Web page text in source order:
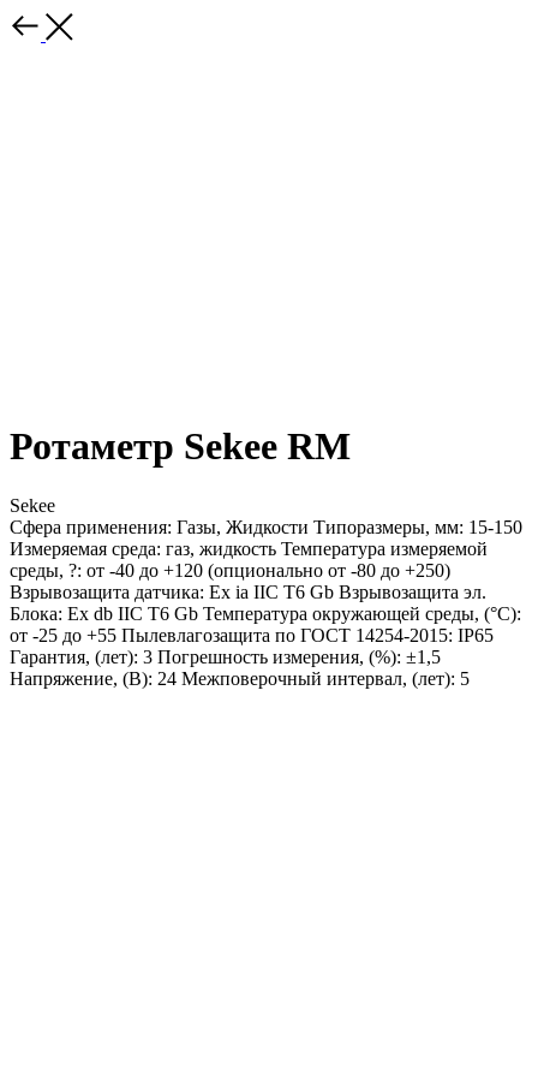
Ротаметр Sekee RM
Sekee
Сфера применения: Газы, Жидкости Типоразмеры, мм: 15-150
Измеряемая среда: газ, жидкость Температура измеряемой
среды, ?: от -40 до +120 (опционально от -80 до +250)
Взрывозащита датчика: Ex ia IIC T6 Gb Взрывозащита эл.
Блока: Ex db IIC T6 Gb Температура окружающей среды, (°С):
от -25 до +55 Пылевлагозащита по ГОСТ 14254-2015: IP65
Гарантия, (лет): 3 Погрешность измерения, (%): ±1,5
Напряжение, (В): 24 Межповерочный интервал, (лет): 5